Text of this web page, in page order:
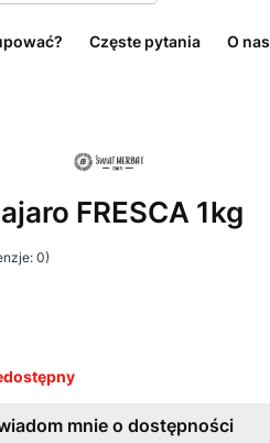
Częste pytania O nas
FRESCA 1kg
0)
mnie o dostępności